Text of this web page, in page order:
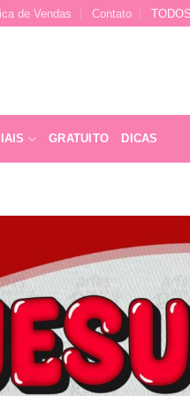
de Vendas Contato
GRATUITO DICAS